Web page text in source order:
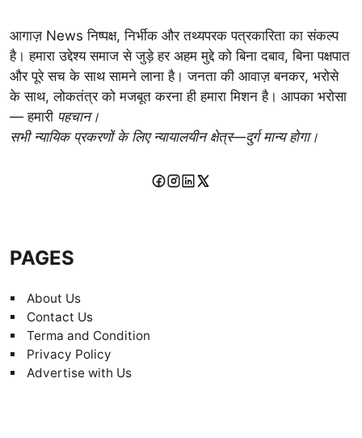
आगाज़ News निष्पक्ष, निर्भीक और तथ्यपरक पत्रकारिता का संकल्प
है। हमारा उद्देश्य समाज से जुड़े हर अहम मुद्दे को बिना दबाव, बिना पक्षपात
और पूरे सच के साथ सामने लाना है। जनता की आवाज़ बनकर, भरोसे
के साथ, लोकतंत्र को मजबूत करना ही हमारा मिशन है। आपका भरोसा
— हमारी पहचान।
सभी न्यायिक प्रकरणों के लिए न्यायालयीन क्षेत्र—दुर्ग मान्य होगा।
PAGES
About Us
Contact Us
Terma and Condition
Privacy Policy
Advertise with Us